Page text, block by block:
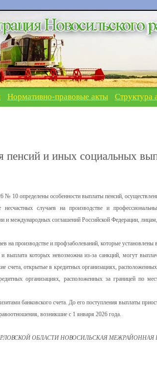
Нормативно-правовые акты Структура
пенсий и иных социальных
№ 10 определены особенности выплаты пенсий,
случаев на производстве и
и международных соглашений Российской Федерации,
на производстве и профзаболеваний, которые установлены
выплата которых невозможна из-за санкций, могут
счета, открытые в кредитных организациях,
организациях, расположенных за границей по
банковского счета. До его поступления выплаты
возникшие с 1 января 2026 года.
ОБЛАСТИ НОВОСИЛЬСКАЯ МЕЖРАЙОННАЯ